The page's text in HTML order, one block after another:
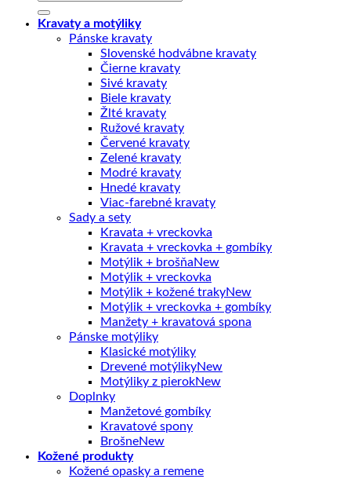
Kravaty a motýliky
Pánske kravaty
Slovenské hodvábne kravaty
Čierne kravaty
Sivé kravaty
Biele kravaty
Žlté kravaty
Ružové kravaty
Červené kravaty
Zelené kravaty
Modré kravaty
Hnedé kravaty
Viac-farebné kravaty
Sady a sety
Kravata + vreckovka
Kravata + vreckovka + gombíky
Motýlik + brošňa
Motýlik + vreckovka
Motýlik + kožené traky
Motýlik + vreckovka + gombíky
Manžety + kravatová spona
Pánske motýliky
Klasické motýliky
Drevené motýliky
Motýliky z pierok
Doplnky
Manžetové gombíky
Kravatové spony
Brošne
Kožené produkty
Kožené opasky a remene